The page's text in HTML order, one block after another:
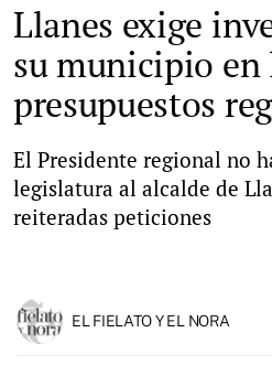
Llanes exige
su municipio en
presupuestos
El Presidente regional no
legislatura al alcalde de
reiteradas peticiones
EL FIELATO Y EL NORA